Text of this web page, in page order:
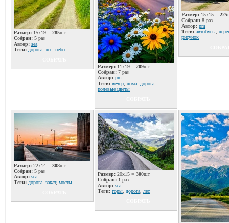
Размер: 15x19 = 285шт
Собран: 5 раз
Автор: sea
Теги: дорога лес небо
Размер: 11x19 = 209шт
Собран: 7 раз
Автор: pm
Теги: вечер дома дорога
полевые цветы
Размер: 15x15 = 225
Собран: 8 раз
Автор: pm
Теги: автобусы
рисунок
Размер: 22x14 = 308шт
Собран: 5 раз
Автор: sea
Теги: дорога закат, мосты
Размер: 20x15 = 300шт
Собран: 1 раз
Автор: sea
Теги: горы дорога
лес